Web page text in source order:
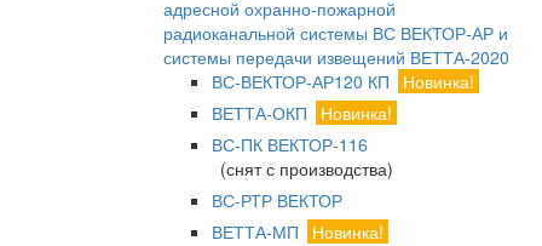
адресной охранно-пожарной
радиоканальной системы ВС ВЕКТОР-АР и
системы передачи извещений ВЕТТА-2020
ВС-ВЕКТОР-АР120 КП
Новинка!
ВЕТТА-ОКП
Новинка!
ВС-ПК ВЕКТОР-116
(снят с производства)
ВС-РТР ВЕКТОР
ВЕТТА-МП
Новинка!